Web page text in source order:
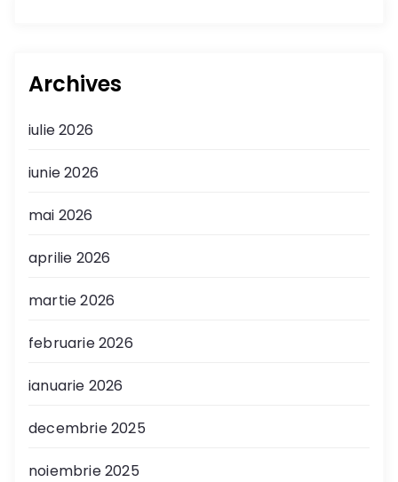
Archives
iulie 2026
iunie 2026
mai 2026
aprilie 2026
martie 2026
februarie 2026
ianuarie 2026
decembrie 2025
noiembrie 2025